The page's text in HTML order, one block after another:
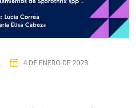
4 DE ENERO DE 2023